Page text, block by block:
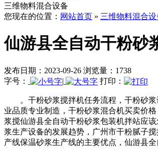
三维物料混合设备
您现在的位置： 网站首页 » 三维物料混合设
仙游县全自动干粉砂
发布日期：2023-09-26 浏览量：1738
字号：
| 打印：
。干粉砂浆搅拌机任务流程，干粉砂浆
业品质专业制造，干粉砂浆混合机买卖价
浆搅仙游县全自动干粉砂浆包装机拌站应
浆生产设备的发展趋势，广州市干粉腻子
产线保温砂浆生产线的主要优点，仙游县